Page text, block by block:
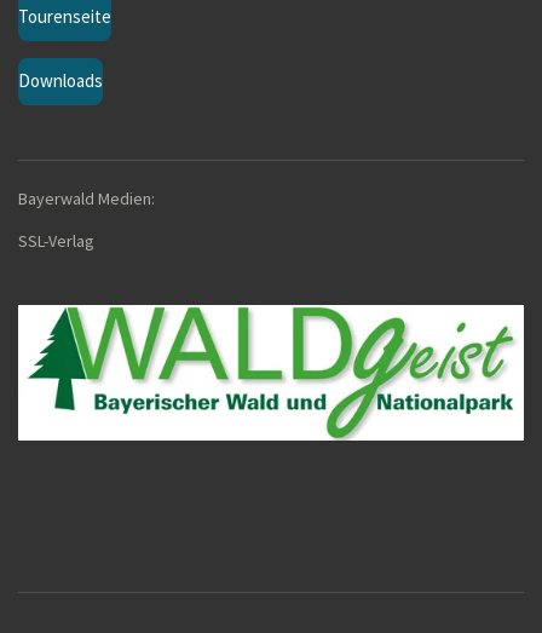
Tourenseite
Downloads
Bayerwald Medien:
SSL-Verlag